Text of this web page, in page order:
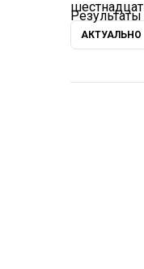
АКТУАЛЬНО